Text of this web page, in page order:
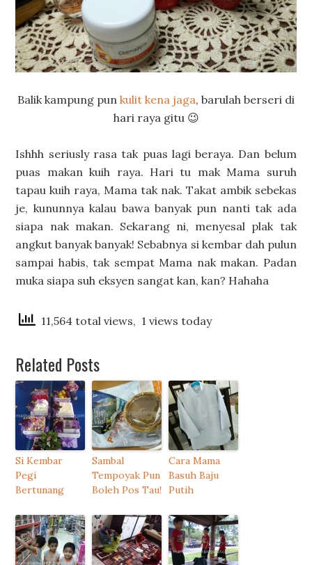
Balik kampung pun kulit kena jaga, barulah berseri di
hari raya gitu 😉
Ishhh seriusly rasa tak puas lagi beraya. Dan belum
puas makan kuih raya. Hari tu mak Mama suruh
tapau kuih raya, Mama tak nak. Takat ambik sebekas
je, kununnya kalau bawa banyak pun nanti tak ada
siapa nak makan. Sekarang ni, menyesal plak tak
angkut banyak banyak! Sebabnya si kembar dah pulun
sampai habis, tak sempat Mama nak makan. Padan
muka siapa suh eksyen sangat kan, kan? Hahaha
11,564 total views, 1 views today
Related Posts
Si Kembar
Pegi
Bertunang
Sambal
Tempoyak Pun
Boleh Pos Tau!
Cara Mama
Basuh Baju
Putih